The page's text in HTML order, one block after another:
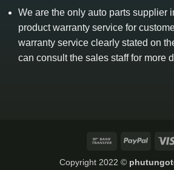
We are the only auto parts supplier
product warranty service for
warranty service clearly stated on
can consult the sales staff for more
Bank
PayPal
Copyright 2022 ©